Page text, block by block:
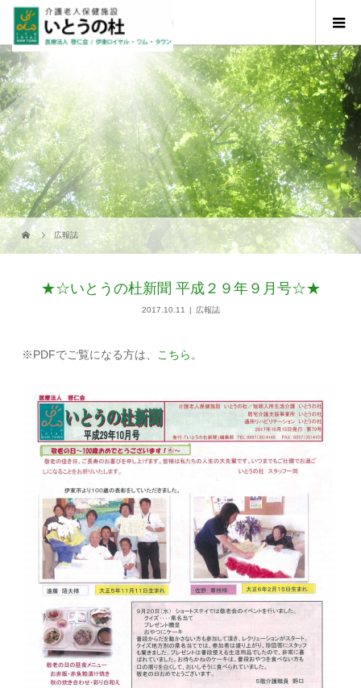
広報誌
★☆いとうの杜新聞 平成２９年９月号☆★
2017.10.11 広報誌
※PDFでご覧になる方は、 こちら 。